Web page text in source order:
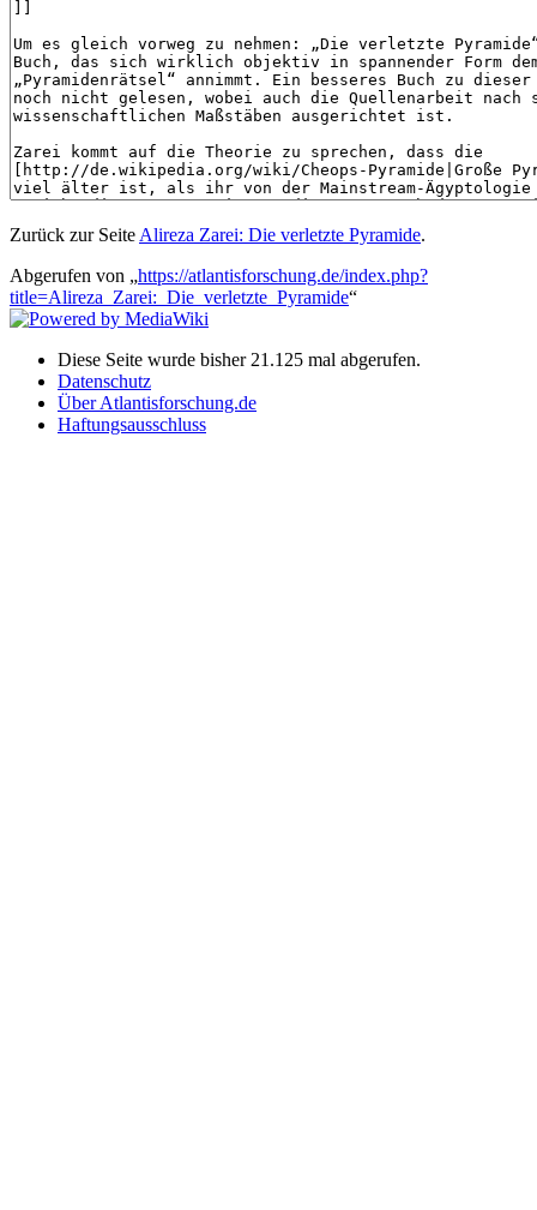
Zurück zur Seite Alireza Zarei: Die verletzte Pyramide.
Abgerufen von „https://atlantisforschung.de/index.php?
title=Alireza_Zarei:_Die_verletzte_Pyramide“
Diese Seite wurde bisher 21.125 mal abgerufen.
Datenschutz
Über Atlantisforschung.de
Haftungsausschluss